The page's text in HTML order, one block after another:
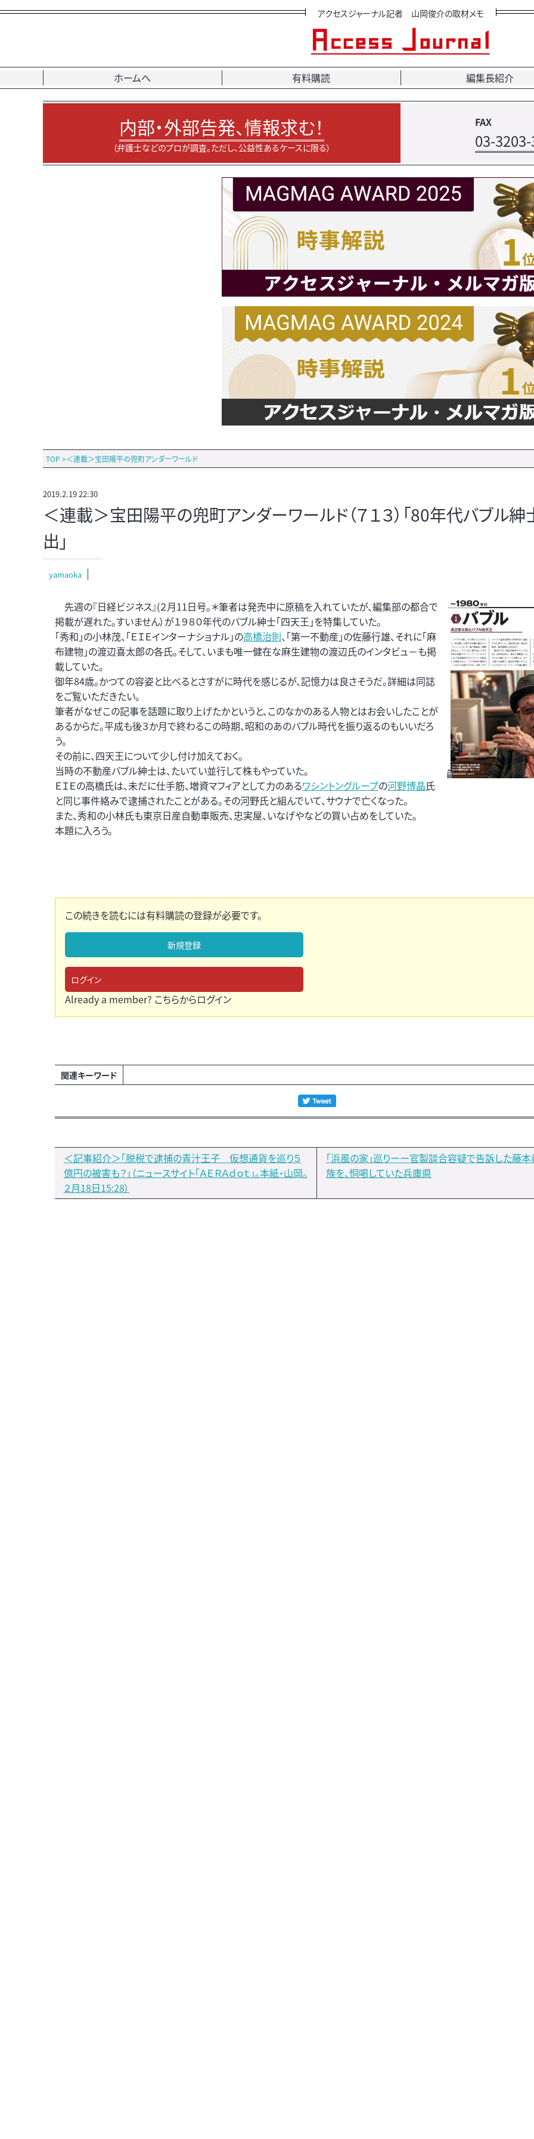
アクセスジャーナル記者 山岡俊介の取材メモ
ホームへ 有料購読 編集長紹介
内部・外部告発、情報求む！
（弁護士などのプロが調査。ただし、公益性あるケースに限る）
FAX
03-
TOP >＜連載＞宝田陽平の兜町アンダーワールド
2019.2.19 22:30
＜連載＞宝田陽平の兜町アンダーワールド（７１３）「80年代バブル
出」
yamaoka
先週の『日経ビジネス』(２月11日号。＊筆者は発売中に原稿を入れていたが、編集部の都合で
掲載が遅れた。すいません）が１９８０年代のバブル紳士「四天王」を特集していた。
「秀和｣の小林茂、「ＥＩＥインターナショナル」の高橋治則、「第一不動産」の佐藤行雄、それに「麻
布建物」の渡辺喜太郎の各氏。そして、いまも唯一健在な麻生建物の渡辺氏のインタビュ－も掲
載していた。
御年84歳。かつての容姿と比べるとさすがに時代を感じるが、記憶力は良さそうだ。詳細は同誌
をご覧いただきたい。
筆者がなぜこの記事を話題に取り上げたかというと、このなかのある人物とはお会いしたことが
あるからだ。平成も後３か月で終わるこの時期、昭和のあのバブル時代を振り返るのもいいだろ
う。
その前に、四天王について少し付け加えておく。
当時の不動産バブル紳士は、たいてい並行して株もやっていた。
ＥＩＥの高橋氏は、未だに仕手筋、増資マフィアとして力のあるワシントングループの河野博晶氏
と同じ事件絡みで逮捕されたことがある。その河野氏と組んでいて、サウナで亡くなった。
また、秀和の小林氏も東京日産自動車販売、忠実屋、いなげやなどの買い占めをしていた。
本題に入ろう。
この続きを読むには有料購読の登録が必要です。
新規登録
ログイン
Already a member? こちらからログイン
関連キーワード
＜記事紹介＞「脱税で逮捕の青汁王子 仮想通貨を巡り５
億円の被害も？」（ニュースサイト「ＡＥＲＡｄｏｔ」。本紙・山岡。
２月18日15:28）
「浜風の家」巡りーー官製談合容疑で告訴した藤
族を、恫喝していた兵庫県